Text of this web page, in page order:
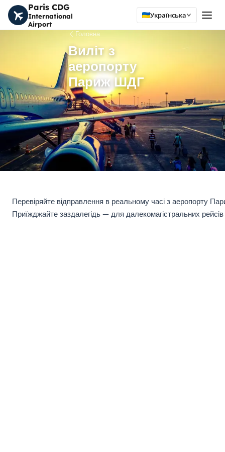
Paris CDG
International
Airport
Українська
Головна
Виліт з
аеропорту
Париж ШДГ
Перевіряйте відправлення в реальному часі з аеропорту
Приїжджайте заздалегідь — для далекомагістральних